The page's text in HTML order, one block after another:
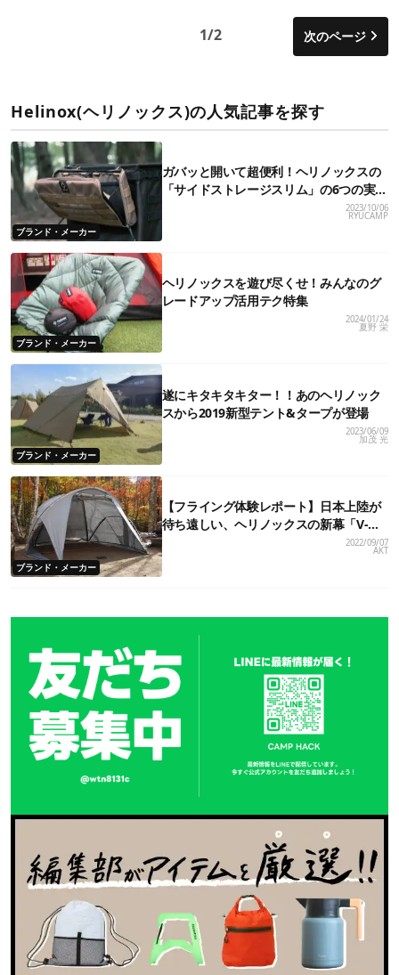
1/2 次のページ
Helinox(ヘリノックス)の人気記事を探す
ブランド・メーカー
ガバッと開いて超便利！ヘリノックスの
「サイドストレージスリム」の6つの実用
2023/10/06
RYUCAMP
ブランド・メーカー
ヘリノックスを遊び尽くせ！みんなのグ
レードアップ活用テク特集
2024/01/24
夏野 栄
ブランド・メーカー
遂にキタキタキター！！あのヘリノック
スから2019新型テント&タープが登場
2023/06/09
加茂 光
ブランド・メーカー
【フライング体験レポート】日本上陸が
待ち遠しい、ヘリノックスの新幕「V-
tarp」の実力
2022/09/07
AKT